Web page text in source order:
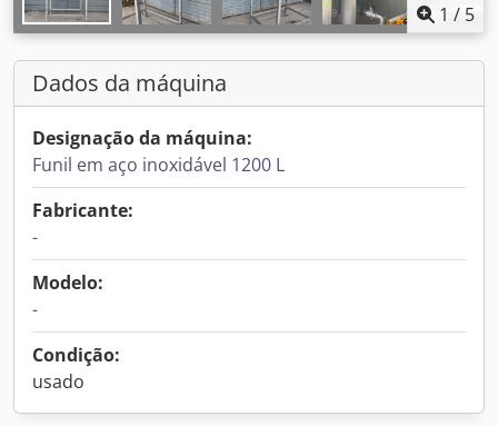
1 / 5
Dados da máquina
Designação da máquina:
Funil em aço inoxidável 1200 L
Fabricante:
-
Modelo:
-
Condição:
usado